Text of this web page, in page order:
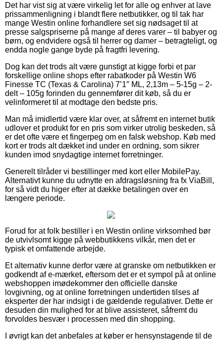
Det har vist sig at være virkelig let for alle og enhver at lave
prissammenligning i blandt flere netbutikker, og til tak har
mange Westin online forhandlere set sig nødsaget til at
presse salgspriserne på mange af deres varer – til babyer og
børn, og endvidere også til herrer og damer – betragteligt, og
endda nogle gange byde på fragtfri levering.
Dog kan det trods alt være gunstigt at kigge forbi et par
forskellige online shops efter rabatkoder på Westin W6
Finesse TC (Texas & Carolina) 7’1″ ML, 2,13m – 5-15g – 2-
delt – 105g forinden du gennemfører dit køb, så du er
velinformeret til at modtage den bedste pris.
Man må imidlertid være klar over, at såfremt en internet butik
udlover et produkt for en pris som virker utrolig beskeden, så
er det ofte være et fingerpeg om en falsk webshop. Køb med
kort er trods alt dækket ind under en ordning, som sikrer
kunden imod snydagtige internet forretninger.
Generelt tilråder vi bestillinger med kort eller MobilePay.
Alternativt kunne du udnytte en afdragsløsning fra fx ViaBill,
for så vidt du higer efter at dække betalingen over en
længere periode.
Forud for at folk bestiller i en Westin online virksomhed bør
de utvivlsomt kigge på webbutikkens vilkår, men det er
typisk et omfattende arbejde.
Et alternativ kunne derfor være at granske om netbutikken er
godkendt af e-mærket, eftersom det er et sympol på at online
webshoppen imødekommer den officielle danske
lovgivning, og at online forretningen undertiden tilses af
eksperter der har indsigt i de gældende regulativer. Dette er
desuden din mulighed for at blive assisteret, såfremt du
forvoldes besvær i processen med din shopping.
I øvrigt kan det anbefales at køber er hensynstagende til de